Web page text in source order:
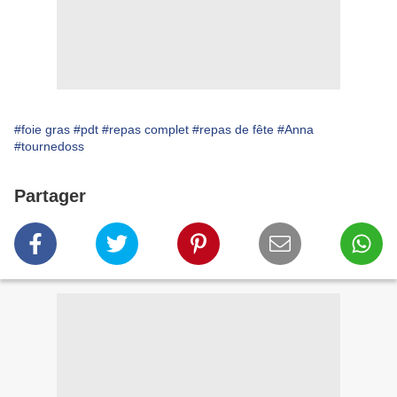
#foie gras #pdt #repas complet #repas de fête #Anna
#tournedoss
Partager